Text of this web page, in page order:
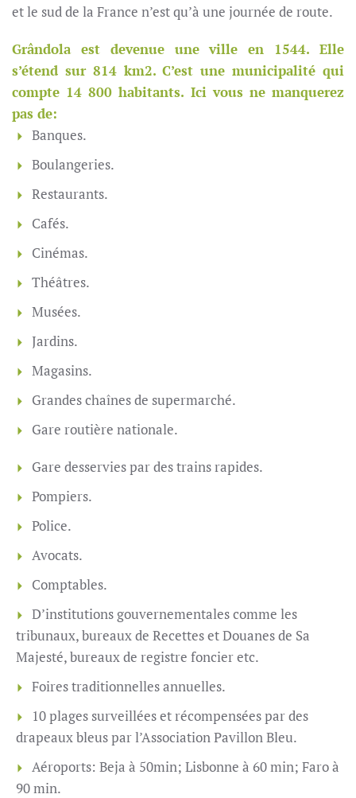
et le sud de la France n’est qu’à une journée de route.
Grândola est devenue une ville en 1544. Elle
s’étend sur 814 km2. C’est une municipalité qui
compte 14 800 habitants. Ici vous ne manquerez
pas de:
Banques.
Boulangeries.
Restaurants.
Cafés.
Cinémas.
Théâtres.
Musées.
Jardins.
Magasins.
Grandes chaînes de supermarché.
Gare routière nationale.
Gare desservies par des trains rapides.
Pompiers.
Police.
Avocats.
Comptables.
D’institutions gouvernementales comme les
tribunaux, bureaux de Recettes et Douanes de Sa
Majesté, bureaux de registre foncier etc.
Foires traditionnelles annuelles.
10 plages surveillées et récompensées par des
drapeaux bleus par l’Association Pavillon Bleu.
Aéroports: Beja à 50min; Lisbonne à 60 min; Faro à
90 min.